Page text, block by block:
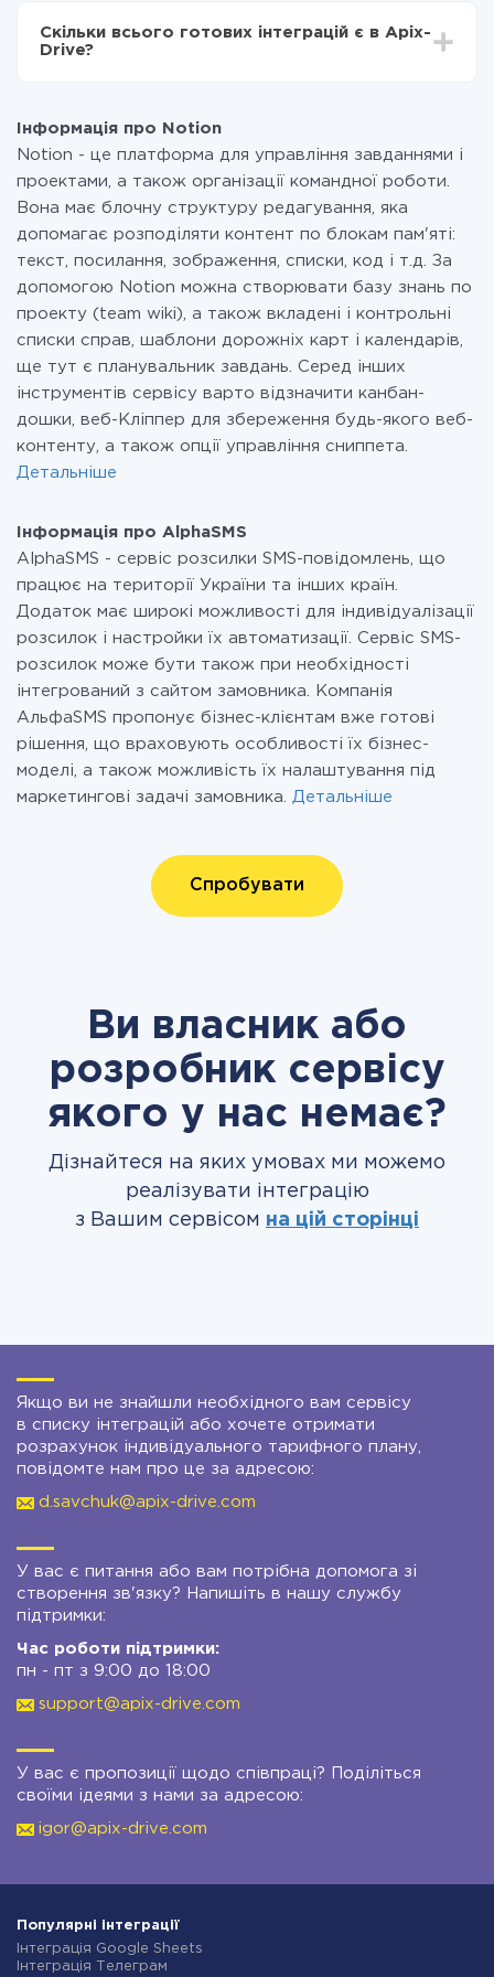
Ви оплачуєте лише кількість даних, які за фактом
передаються з однієї вашої системи в іншу через
при необхідності. Детальніше про
Скільки всього готових інтеграцій є в Apix-
Drive?
Інформація про Notion
Notion - це платформа для управління завданнями і
проектами, а також організації командної роботи.
Вона має блочну структуру редагування, яка
допомагає розподіляти контент по блокам пам'яті:
текст, посилання, зображення, списки, код і т.д. За
допомогою Notion можна створювати базу знань по
проекту (team wiki), а також вкладені і контрольні
списки справ, шаблони дорожніх карт і календарів,
ще тут є планувальник завдань. Серед інших
інструментів сервісу варто відзначити канбан-
дошки, веб-Кліппер для збереження будь-якого веб-
контенту, а також опції управління сниппета.
Детальніше
Інформація про AlphaSMS
AlphaSMS - сервіс розсилки SMS-повідомлень, що
працює на території України та інших країн.
Додаток має широкі можливості для індивідуалізації
розсилок і настройки їх автоматизації. Сервіс SMS-
розсилок може бути також при необхідності
інтегрований з сайтом замовника. Компанія
АльфаSMS пропонує бізнес-клієнтам вже готові
рішення, що враховують особливості їх бізнес-
моделі, а також можливість їх налаштування під
маркетингові задачі замовника. Детальніше
Спробувати
Ви власник або
розробник сервісу
якого у нас немає?
Дізнайтеся на яких умовах ми можемо
реалізувати інтеграцію
з Вашим сервісом на цій сторінці
Якщо ви не знайшли необхідного вам сервісу
в списку інтеграцій або хочете отримати
розрахунок індивідуального тарифного плану,
повідомте нам про це за адресою:
d.savchuk@apix-drive.com
У вас є питання або вам потрібна допомога зі
створення зв'язку? Напишіть в нашу службу
підтримки:
Час роботи підтримки:
пн - пт з 9:00 до 18:00
support@apix-drive.com
У вас є пропозиції щодо співпраці? Поділіться
своїми ідеями з нами за адресою:
igor@apix-drive.com
Популярні інтеграції
Інтеграція Google Sheets
Інтеграція Телеграм